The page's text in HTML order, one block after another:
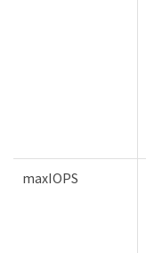
maxIOPS